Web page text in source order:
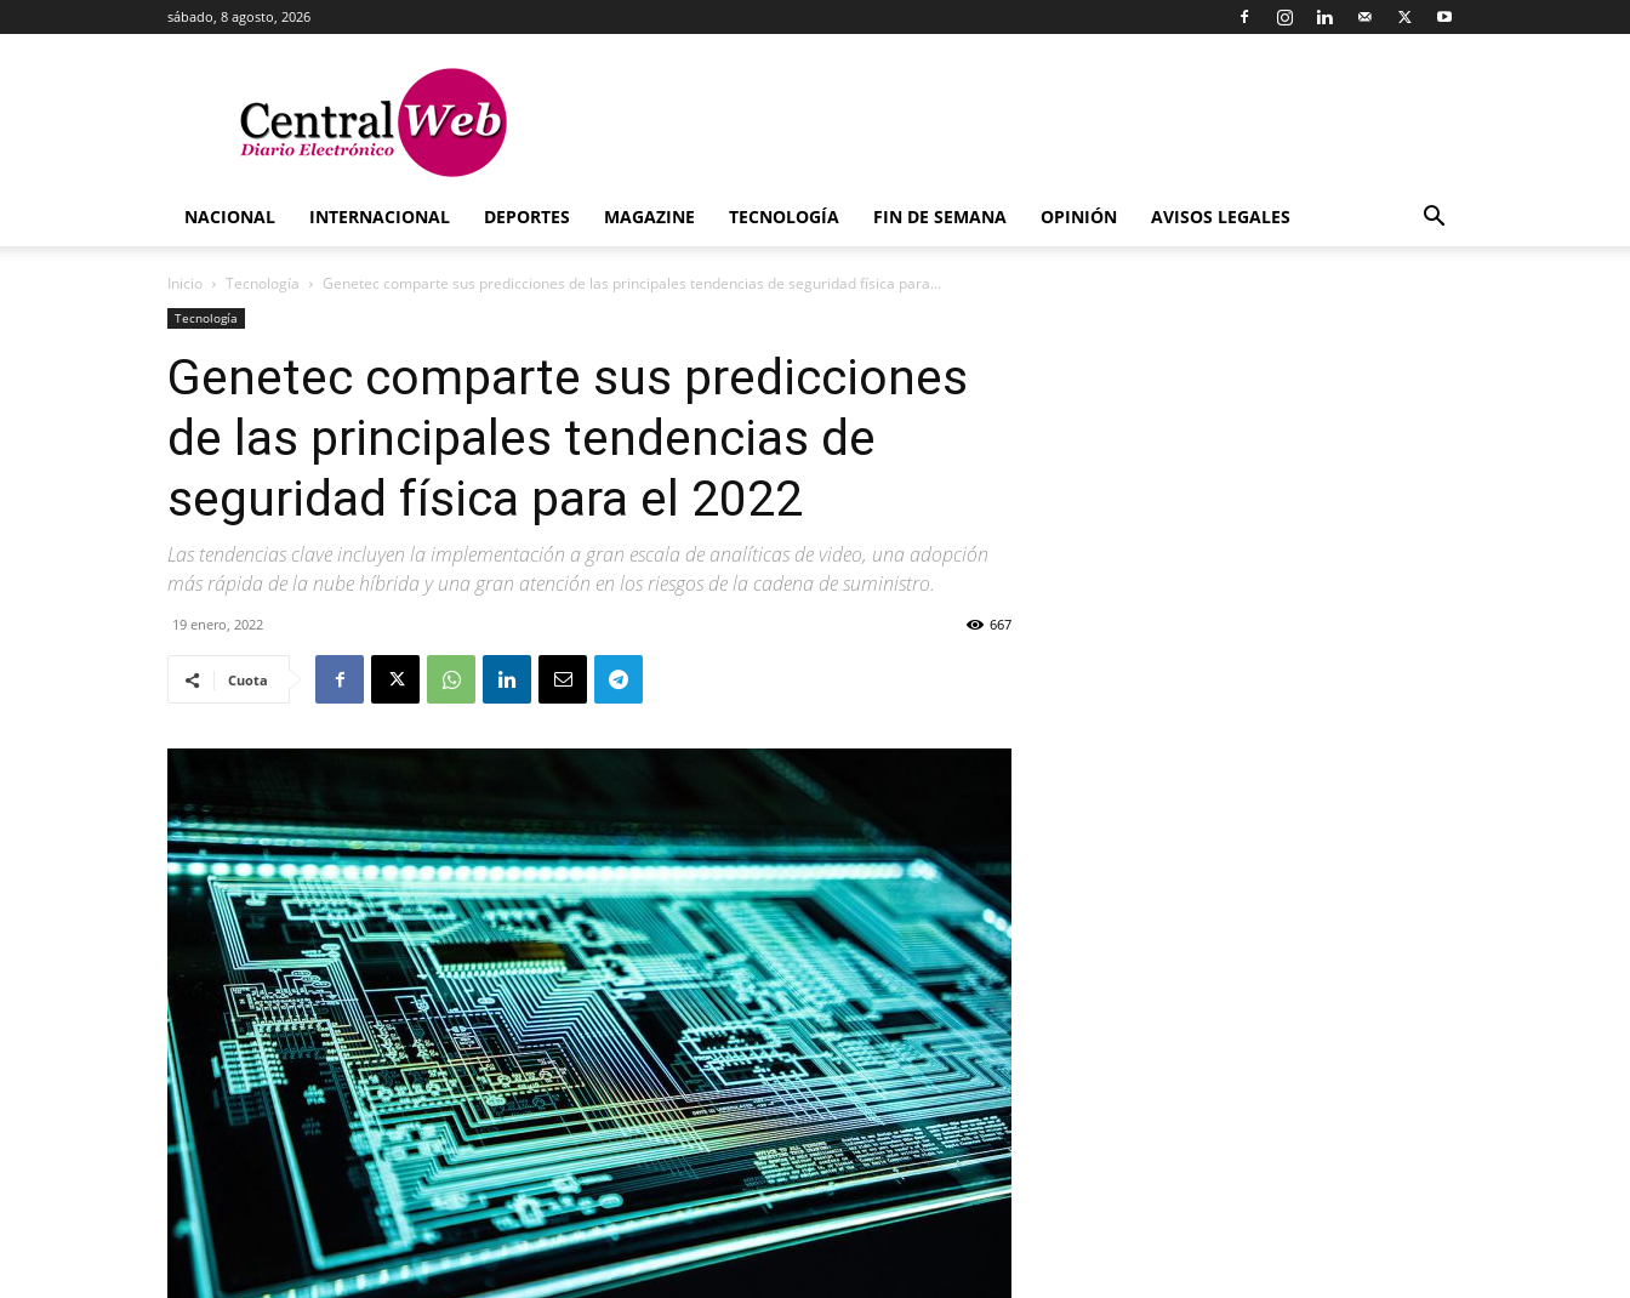
sábado, 8 agosto, 2026
Central
Web
NACIONAL INTERNACIONAL DEPORTES MAGAZINE TECNOLOGÍA FIN DE SEMANA OPINIÓN AVISOS LEGALES
Inicio Tecnología Genetec comparte sus predicciones de las principales tendencias de seguridad física para...
Tecnología
Genetec comparte sus predicciones
de las principales tendencias de
seguridad física para el 2022
Las tendencias clave incluyen la implementación a gran escala de analíticas de video, una adopción
más rápida de la nube híbrida y una gran atención en los riesgos de la cadena de suministro.
19 enero, 2022 667
Cuota